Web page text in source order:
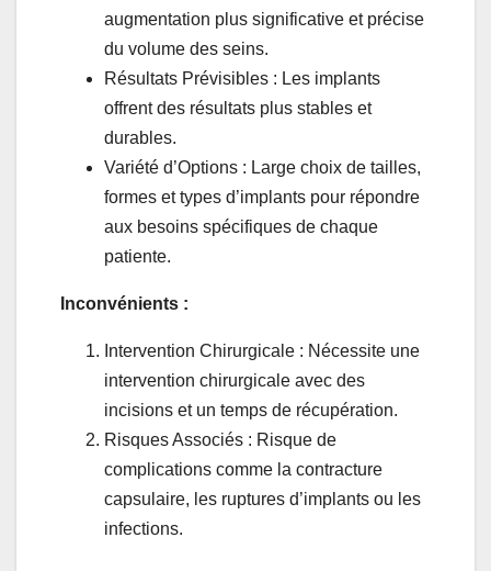
augmentation plus significative et précise
du volume des seins.
Résultats Prévisibles : Les implants
offrent des résultats plus stables et
durables.
Variété d’Options : Large choix de tailles,
formes et types d’implants pour répondre
aux besoins spécifiques de chaque
patiente.
Inconvénients :
Intervention Chirurgicale : Nécessite une
intervention chirurgicale avec des
incisions et un temps de récupération.
Risques Associés : Risque de
complications comme la contracture
capsulaire, les ruptures d’implants ou les
infections.